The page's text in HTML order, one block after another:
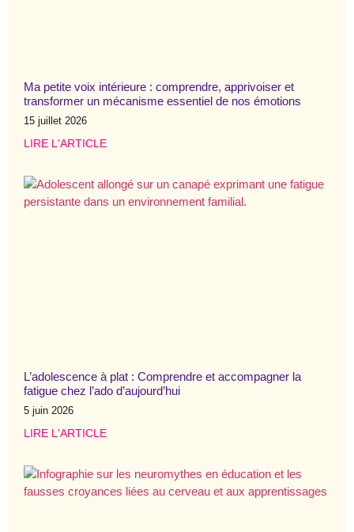
Ma petite voix intérieure : comprendre, apprivoiser et
transformer un mécanisme essentiel de nos émotions
15 juillet 2026
LIRE L'ARTICLE
L’adolescence à plat : Comprendre et accompagner la
fatigue chez l’ado d’aujourd’hui
5 juin 2026
LIRE L'ARTICLE